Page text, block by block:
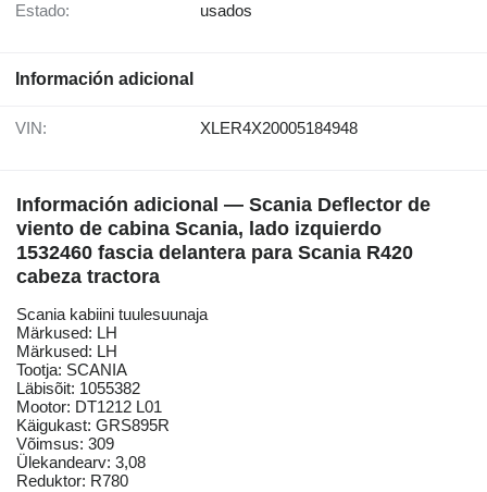
Estado: usados
Información adicional
VIN: XLER4X20005184948
Información adicional — Scania Deflector de
viento de cabina Scania, lado izquierdo
1532460 fascia delantera para Scania R420
cabeza tractora
Scania kabiini tuulesuunaja
Märkused: LH
Märkused: LH
Tootja: SCANIA
Läbisõit: 1055382
Mootor: DT1212 L01
Käigukast: GRS895R
Võimsus: 309
Ülekandearv: 3,08
Reduktor: R780